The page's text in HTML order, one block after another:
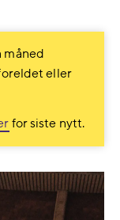
måned
eller
for siste nytt.